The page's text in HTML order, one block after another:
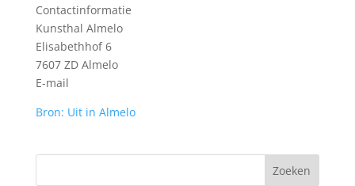
Contactinformatie
Kunsthal Almelo
Elisabethhof 6
7607 ZD Almelo
E-mail
Bron: Uit in Almelo